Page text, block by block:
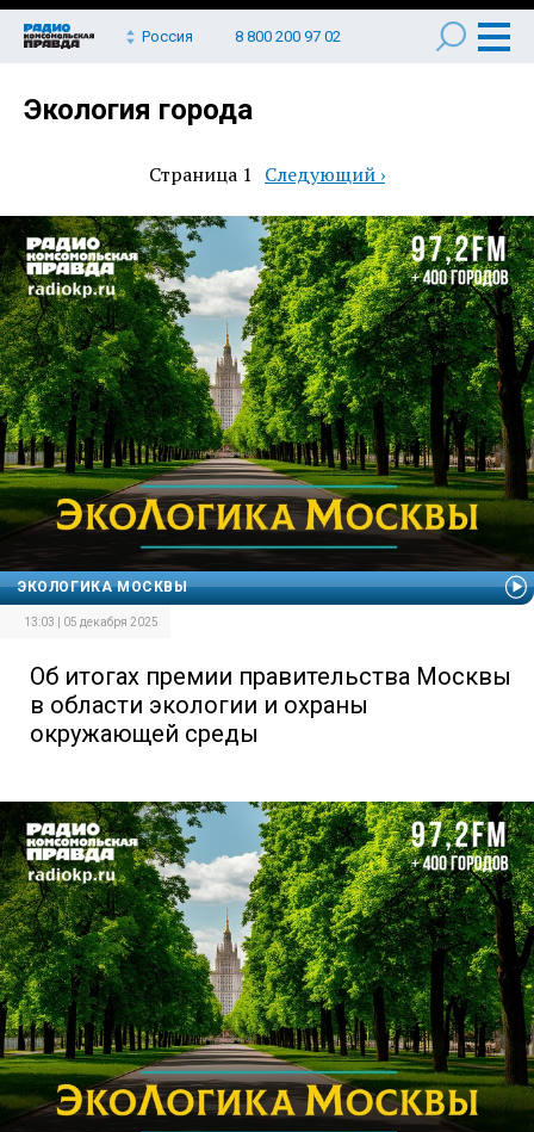
Россия 8 800 200 97 02
Экология города
Страница 1 Следующая
Следующий ›
ЭКОЛОГИКА МОСКВЫ
13:03 | 05 декабря 2025
Об итогах премии правительства Москвы
в области экологии и охраны
окружающей среды